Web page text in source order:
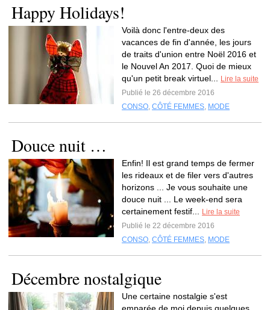
Happy Holidays!
Voilà donc l'entre-deux des
vacances de fin d'année, les jours
de traits d'union entre Noël 2016 et
le Nouvel An 2017. Quoi de mieux
qu'un petit break virtuel...
Lire la suite
Publié le 26 décembre 2016
CONSO, CÔTÉ FEMMES, MODE
Douce nuit …
Enfin! Il est grand temps de fermer
les rideaux et de filer vers d'autres
horizons ... Je vous souhaite une
douce nuit ... Le week-end sera
certainement festif...
Lire la suite
Publié le 22 décembre 2016
CONSO, CÔTÉ FEMMES, MODE
Décembre nostalgique
Une certaine nostalgie s'est